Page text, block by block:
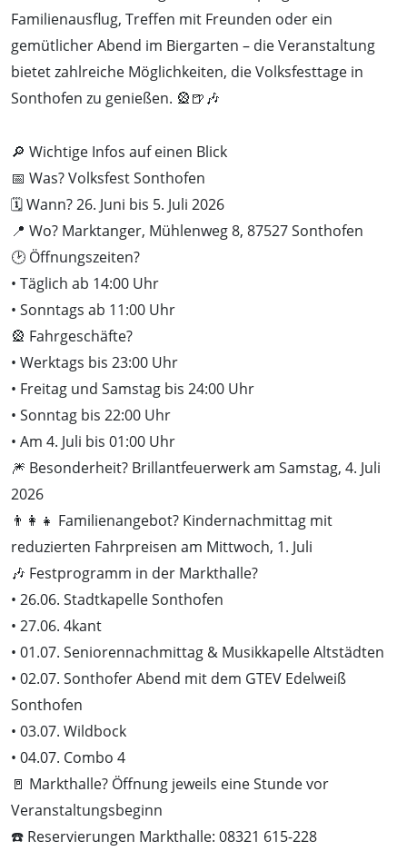
Familienausflug, Treffen mit Freunden oder ein
gemütlicher Abend im Biergarten – die Veranstaltung
bietet zahlreiche Möglichkeiten, die Volksfesttage in
Sonthofen zu genießen. 🎡🍺🎶
🔎 Wichtige Infos auf einen Blick
📅 Was? Volksfest Sonthofen
🗓️ Wann? 26. Juni bis 5. Juli 2026
📍 Wo? Marktanger, Mühlenweg 8, 87527 Sonthofen
🕑 Öffnungszeiten?
• Täglich ab 14:00 Uhr
• Sonntags ab 11:00 Uhr
🎡 Fahrgeschäfte?
• Werktags bis 23:00 Uhr
• Freitag und Samstag bis 24:00 Uhr
• Sonntag bis 22:00 Uhr
• Am 4. Juli bis 01:00 Uhr
🎆 Besonderheit? Brillantfeuerwerk am Samstag, 4. Juli
2026
👨‍👩‍👧 Familienangebot? Kindernachmittag mit
reduzierten Fahrpreisen am Mittwoch, 1. Juli
🎶 Festprogramm in der Markthalle?
• 26.06. Stadtkapelle Sonthofen
• 27.06. 4kant
• 01.07. Seniorennachmittag & Musikkapelle Altstädten
• 02.07. Sonthofer Abend mit dem GTEV Edelweiß
Sonthofen
• 03.07. Wildbock
• 04.07. Combo 4
🚪 Markthalle? Öffnung jeweils eine Stunde vor
Veranstaltungsbeginn
☎️ Reservierungen Markthalle: 08321 615-228